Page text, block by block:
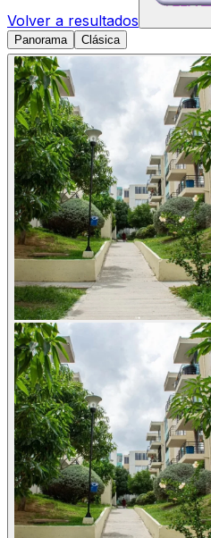
Volver a resultados
Panorama Clásica